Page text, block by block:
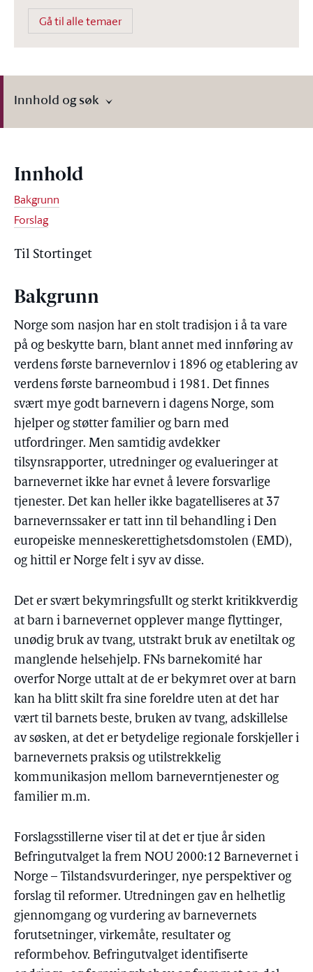
Gå til alle temaer
Innhold og søk
Innhold
Bakgrunn
Forslag
Til Stortinget
Bakgrunn
Norge som nasjon har en stolt tradisjon i å ta vare
på og beskytte barn, blant annet med innføring av
verdens første barnevernlov i 1896 og etablering av
verdens første barneombud i 1981. Det finnes
svært mye godt barnevern i dagens Norge, som
hjelper og støtter familier og barn med
utfordringer. Men samtidig avdekker
tilsynsrapporter, utredninger og evalueringer at
barnevernet ikke har evnet å levere forsvarlige
tjenester. Det kan heller ikke bagatelliseres at 37
barnevernssaker er tatt inn til behandling i Den
europeiske menneskerettighetsdomstolen (EMD),
og hittil er Norge felt i syv av disse.
Det er svært bekymringsfullt og sterkt kritikkverdig
at barn i barnevernet opplever mange flyttinger,
unødig bruk av tvang, utstrakt bruk av enetiltak og
manglende helsehjelp. FNs barnekomité har
overfor Norge uttalt at de er bekymret over at barn
kan ha blitt skilt fra sine foreldre uten at det har
vært til barnets beste, bruken av tvang, adskillelse
av søsken, at det er betydelige regionale forskjeller i
barnevernets praksis og utilstrekkelig
kommunikasjon mellom barneverntjenester og
familier m.m.
Forslagsstillerne viser til at det er tjue år siden
Befringutvalget la frem NOU 2000:12 Barnevernet i
Norge – Tilstandsvurderinger, nye perspektiver og
forslag til reformer. Utredningen gav en helhetlig
gjennomgang og vurdering av barnevernets
forutsetninger, virkemåte, resultater og
reformbehov. Befringutvalget identifiserte